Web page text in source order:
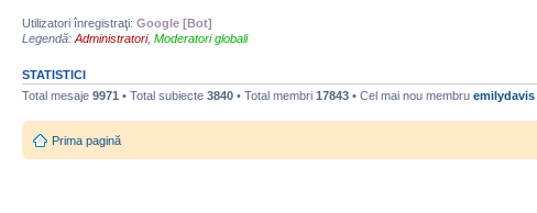
Utilizatori înregistraţi: Google [Bot]
Legendă: Administratori, Moderatori globali
STATISTICI
Total mesaje 9971 • Total subiecte 3840 • Total membri 17843 • Cel mai nou membru emilydavis
Prima pagină